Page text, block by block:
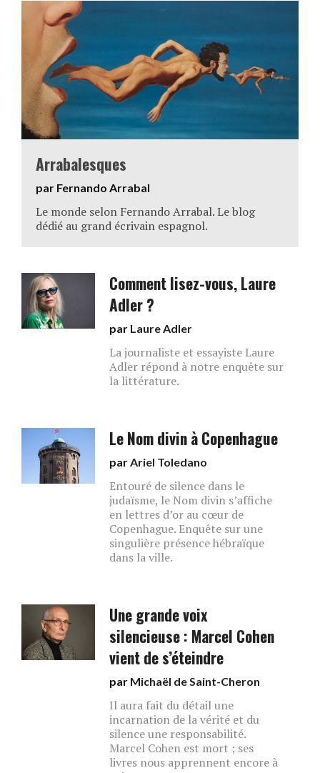
Arrabalesques
par Fernando Arrabal
Le monde selon Fernando Arrabal. Le blog
dédié au grand écrivain espagnol.
Comment lisez-vous, Laure
Adler ?
par Laure Adler
La journaliste et essayiste Laure
Adler répond à notre enquête sur
la littérature.
Le Nom divin à Copenhague
parAriel Toledano
Entouré de silence dans le
judaïsme, le Nom divin s’affiche
en lettres d’or au cœur de
Copenhague. Enquête sur une
singulière présence hébraïque
dans la ville.
Une grande voix
silencieuse : Marcel Cohen
vient de s’éteindre
par Michaël de Saint-Cheron
Il aura fait du détail une
incarnation de la vérité et du
silence une responsabilité.
Marcel Cohen est mort ; ses
livres nous apprennent encore à